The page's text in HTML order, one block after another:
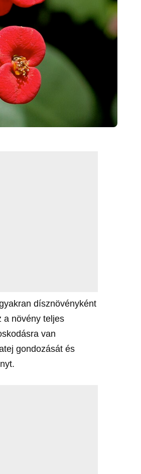
dísznövényként
a növény teljes
van
gondozását és